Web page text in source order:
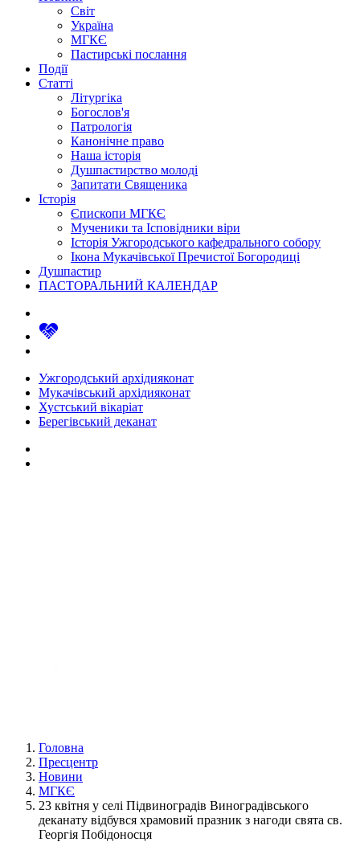
Світ
Україна
МГКЄ
Пастирські послання
Події
Статті
Літургіка
Богослов'я
Патрологія
Канонічне право
Наша історія
Душпастирство молоді
Запитати Священика
Історія
Єпископи МГКЄ
Мученики та Ісповідники віри
Історія Ужгородського кафедрального собору
Ікона Мукачівської Пречистої Богородиці
Душпастир
ПАСТОРАЛЬНИЙ КАЛЕНДАР
Ужгородський архідияконат
Мукачівський архідияконат
Хустський вікаріат
Берегівський деканат
Головна
Пресцентр
Новини
МГКЄ
23 квітня у селі Підвиноградів Виноградівського
деканату відбувся храмовий празник з нагоди свята св.
Георгія Побідоносця